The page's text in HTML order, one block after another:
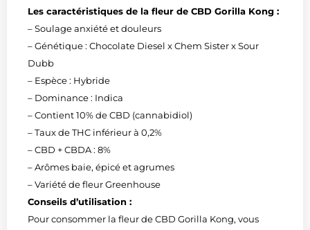
Les caractéristiques de la fleur de CBD Gorilla Kong :
– Soulage anxiété et douleurs
– Génétique : Chocolate Diesel x Chem Sister x Sour
Dubb
– Espèce : Hybride
– Dominance : Indica
– Contient 10% de CBD (cannabidiol)
– Taux de THC inférieur à 0,2%
– CBD + CBDA : 8%
– Arômes baie, épicé et agrumes
– Variété de fleur Greenhouse
Conseils d’utilisation :
Pour consommer la fleur de CBD Gorilla Kong, vous